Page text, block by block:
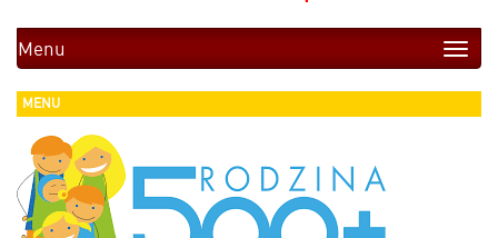
Toggle
Menu
MENU